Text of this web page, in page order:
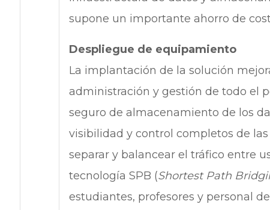
supone un importante ahorro de
Despliegue de equipamiento
La implantación de la solución
administración y gestión de todo el
seguro de almacenamiento de los
visibilidad y control completos de
separar y balancear el tráfico entre
tecnología SPB (Shortest Path
estudiantes, profesores y personal